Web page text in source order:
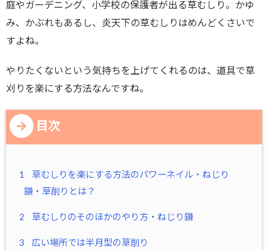
庭やガーデニング、小学校の保護者が出る草むしり。かゆ
み、かぶれもあるし、炎天下の草むしりはめんどくさいで
すよね。
やりたくないという気持ちを上げてくれるのは、道具で草
刈りを楽にする方法なんですね。
目次
1
草むしりを楽にする方法のパワーネイル・ねじり
鎌・草削りとは？
2 草むしりのそのほかのやり方・ねじり鎌
3 広い場所では半月型の草削り